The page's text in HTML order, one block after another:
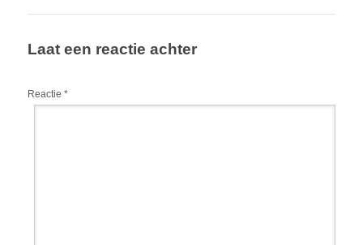
Laat een reactie achter
Reactie *